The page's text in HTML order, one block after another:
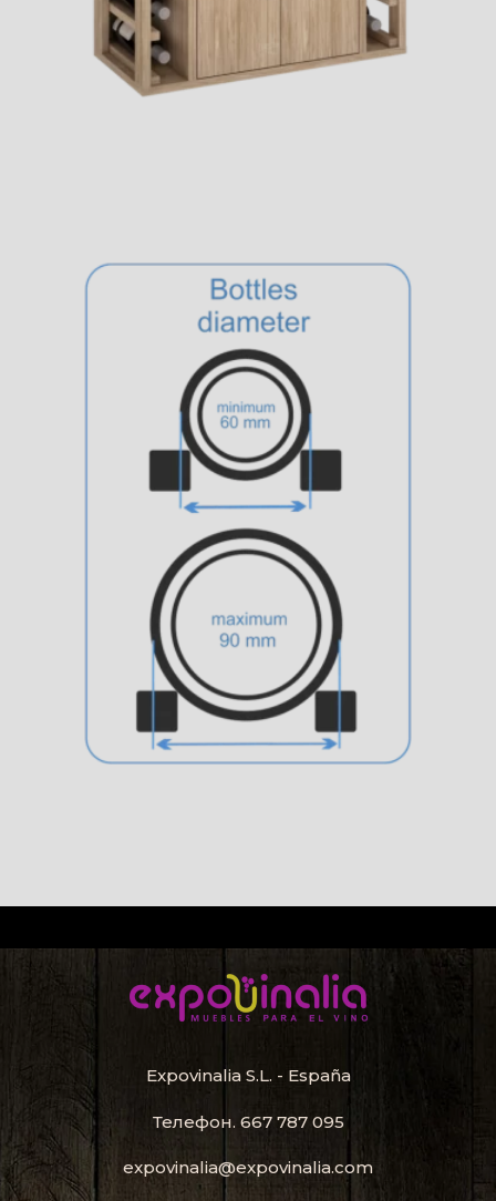
Expovinalia S.L. - España
Телефон. 667 787 095
expovinalia@expovinalia.com